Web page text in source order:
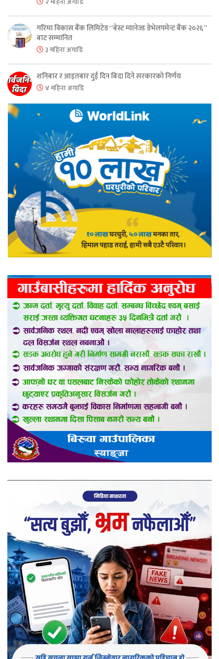
गरिमा विकास बैंक लिमिटेड “बेस्ट म्यानेज्ड डेभेलपमेन्ट बैंक २०२६”
बाट सम्मानित
३ महिना अगाडि
शनिबार र आइतबार दुई दिन बिदा दिने सरकारको निर्णय
४ महिना अगाडि